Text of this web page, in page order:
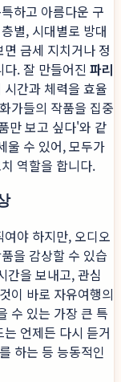
하고 아름다운 구
별, 시대별로 방대
금세 지치거나 정
. 잘 만들어진 파리
간과 체력을 효율
가들의 작품을 집중
만 보고 싶다'와 같
울 수 있어, 모두가
역할을 합니다.
야 하지만, 오디오
을 감상할 수 있습
간을 보내고, 관심
이 바로 자유여행의
수 있는 가장 큰 특
언제든 다시 듣거
하는 등 능동적인